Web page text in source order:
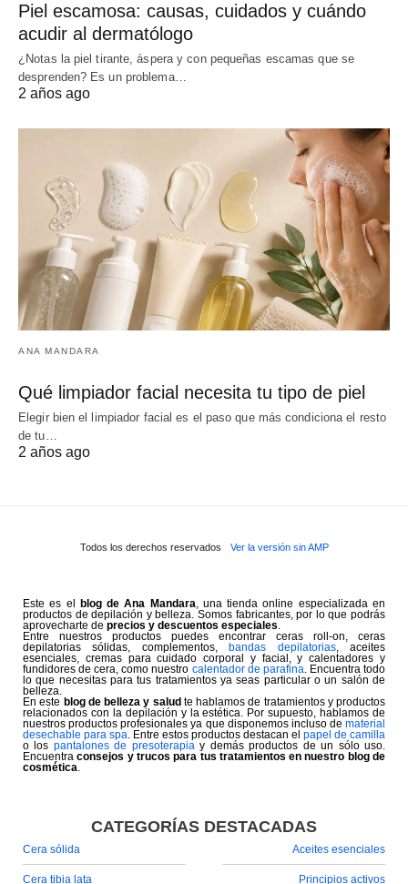
Piel escamosa: causas, cuidados y cuándo
acudir al dermatólogo
¿Notas la piel tirante, áspera y con pequeñas escamas que se
desprenden? Es un problema…
2 años ago
ANA MANDARA
Qué limpiador facial necesita tu tipo de piel
Elegir bien el limpiador facial es el paso que más condiciona el resto
de tu…
2 años ago
Todos los derechos reservados Ver la versión sin AMP
Este es el blog de Ana Mandara , una tienda online especializada en
productos de depilación y belleza. Somos fabricantes, por lo que podrás
aprovecharte de precios y descuentos especiales
Entre nuestros productos puedes encontrar ceras roll-on, ceras
depilatorias sólidas, complementos,bandas depilatorias, aceites
esenciales, cremas para cuidado corporal y facial, y calentadores y
fundidores de cera, como nuestro calentador de parafina . Encuentra todo
lo que necesitas para tus tratamientos ya seas particular o un salón de
belleza.
En este blog de belleza y saludte hablamos de tratamientos y productos
relacionados con la depilación y la estética. Por supuesto, hablamos de
nuestros productos profesionales ya que disponemos incluso de material
desechable para spa . Entre estos productos destacan el papel de camilla
o los pantalones de presoterapia y demás productos de un sólo uso.
Encuentraconsejos y trucos para tus tratamientos en nuestro blog de
cosmética
CATEGORÍAS DESTACADAS
Cera sólida
Cera tibia lata
Aceites esenciales
Principios activos